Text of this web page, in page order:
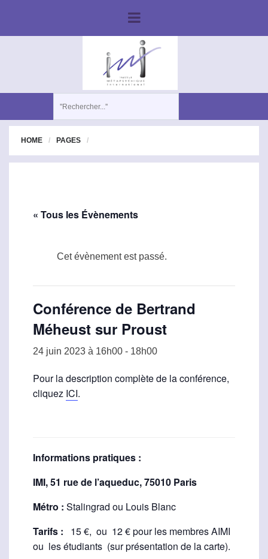
HOME PAGES
« Tous les Évènements
Cet évènement est passé.
Conférence de Bertrand
Méheust sur Proust
24 juin 2023 à 16h00 - 18h00
Pour la description complète de la conférence,
cliquez ICI.
Informations pratiques :
IMI, 51 rue de l’aqueduc, 75010 Paris
Métro : Stalingrad ou Louis Blanc
Tarifs : 15 €, ou 12 € pour les membres AIMI
ou les étudiants (sur présentation de la carte).